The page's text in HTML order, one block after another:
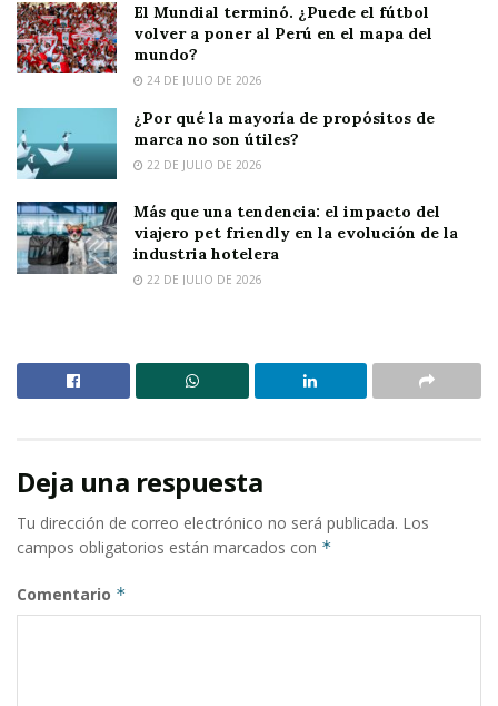
El Mundial terminó. ¿Puede el fútbol
volver a poner al Perú en el mapa del
mundo?
24 DE JULIO DE 2026
¿Por qué la mayoría de propósitos de
marca no son útiles?
22 DE JULIO DE 2026
Más que una tendencia: el impacto del
viajero pet friendly en la evolución de la
industria hotelera
22 DE JULIO DE 2026
Deja una respuesta
Tu dirección de correo electrónico no será publicada. Los
campos obligatorios están marcados con *
Comentario *